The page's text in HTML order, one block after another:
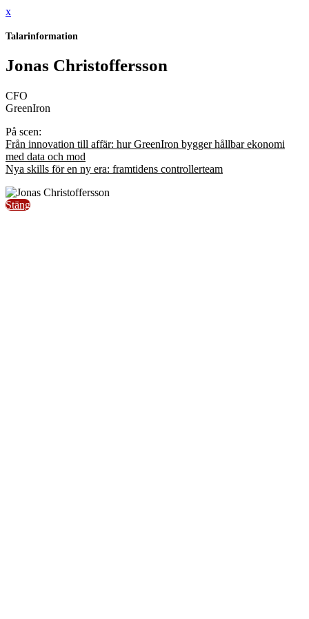
x
Talarinformation
Jonas Christoffersson
CFO
GreenIron
På scen:
Från innovation till affär: hur GreenIron bygger hållbar ekonomi
med data och mod
Nya skills för en ny era: framtidens controllerteam
Stäng